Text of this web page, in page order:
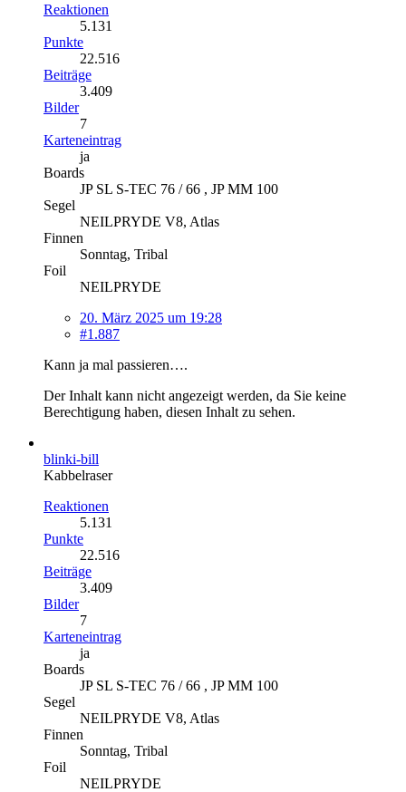
Reaktionen
5.131
Punkte
22.516
Beiträge
3.409
Bilder
7
Karteneintrag
ja
Boards
JP SL S-TEC 76 / 66 , JP MM 100
Segel
NEILPRYDE V8, Atlas
Finnen
Sonntag, Tribal
Foil
NEILPRYDE
20. März 2025 um 19:28
#1.887
Kann ja mal passieren….
Der Inhalt kann nicht angezeigt werden, da Sie keine
Berechtigung haben, diesen Inhalt zu sehen.
blinki-bill
Kabbelraser
Reaktionen
5.131
Punkte
22.516
Beiträge
3.409
Bilder
7
Karteneintrag
ja
Boards
JP SL S-TEC 76 / 66 , JP MM 100
Segel
NEILPRYDE V8, Atlas
Finnen
Sonntag, Tribal
Foil
NEILPRYDE